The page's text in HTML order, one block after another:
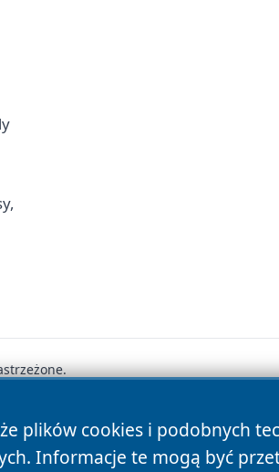
plików cookies i podobnych
Informacje te mogą być
Cookies